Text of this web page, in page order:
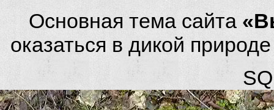
Основная тема сайта
оказаться в дикой